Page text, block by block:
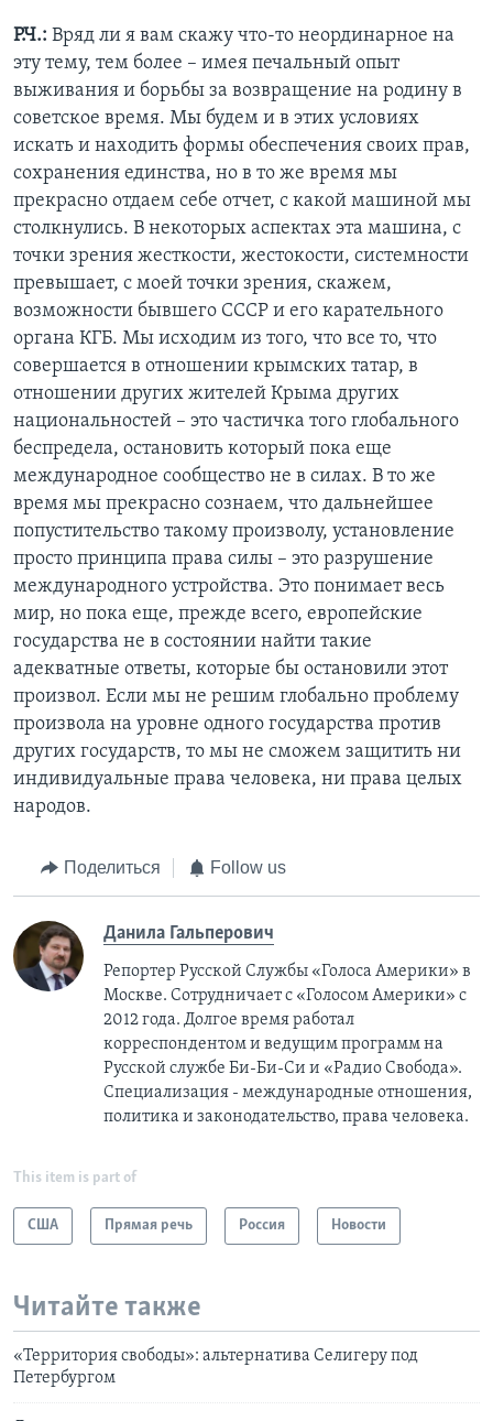
Р.Ч.: Вряд ли я вам скажу что-то неординарное на
эту тему, тем более – имея печальный опыт
выживания и борьбы за возвращение на родину в
советское время. Мы будем и в этих условиях
искать и находить формы обеспечения своих прав,
сохранения единства, но в то же время мы
прекрасно отдаем себе отчет, с какой машиной мы
столкнулись. В некоторых аспектах эта машина, с
точки зрения жесткости, жестокости, системности
превышает, с моей точки зрения, скажем,
возможности бывшего СССР и его карательного
органа КГБ. Мы исходим из того, что все то, что
совершается в отношении крымских татар, в
отношении других жителей Крыма других
национальностей – это частичка того глобального
беспредела, остановить который пока еще
международное сообщество не в силах. В то же
время мы прекрасно сознаем, что дальнейшее
попустительство такому произволу, установление
просто принципа права силы – это разрушение
международного устройства. Это понимает весь
мир, но пока еще, прежде всего, европейские
государства не в состоянии найти такие
адекватные ответы, которые бы остановили этот
произвол. Если мы не решим глобально проблему
произвола на уровне одного государства против
других государств, то мы не сможем защитить ни
индивидуальные права человека, ни права целых
народов.
Поделиться Follow us
Данила Гальперович
Репортер Русской Службы «Голоса Америки» в
Москве. Сотрудничает с «Голосом Америки» с
2012 года. Долгое время работал
корреспондентом и ведущим программ на
Русской службе Би-Би-Си и «Радио Свобода».
Специализация - международные отношения,
политика и законодательство, права человека.
This item is part of
США Прямая речь Россия Новости
Читайте также
«Территория свободы»: альтернатива Селигеру под
Петербургом